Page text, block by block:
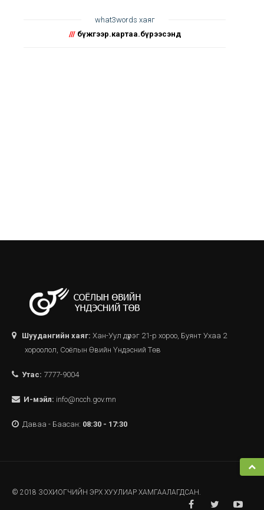
what3words хаяг
/// бүжгээр.картаа.бүрээсэнд
Шуудангийн хаяг: Хан-Уул дүүрэг 21-р хороо, Буянт Ухаа 2
хороолол, Соёлын Өвийн Үндэсний Төв
Утас: 7777-9004
И-мэйл: info@ncch.gov.mn
Даваа - Баасан: 08:30 - 17:30
© 2018 ЗОХИОГЧИЙН ЭРХ ХУУЛИАР ХАМГААЛАГДСАН.